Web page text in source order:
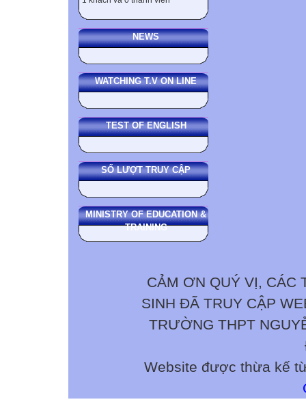
NEWS
WATCHING T.V ON LINE
TEST OF ENGLISH
SỐ LƯỢT TRUY CẬP
MINISTRY OF EDUCATION &
TRAINING
CẢM ƠN QUÝ VỊ, CÁC
SINH ĐÃ TRUY CẬP
TRƯỜNG THPT
Website được thừa kế